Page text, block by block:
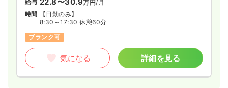
給与 万円/月
時間
【日勤のみ】
8:30～17:30 休憩60分
ブランク可
気になる 詳細を見る